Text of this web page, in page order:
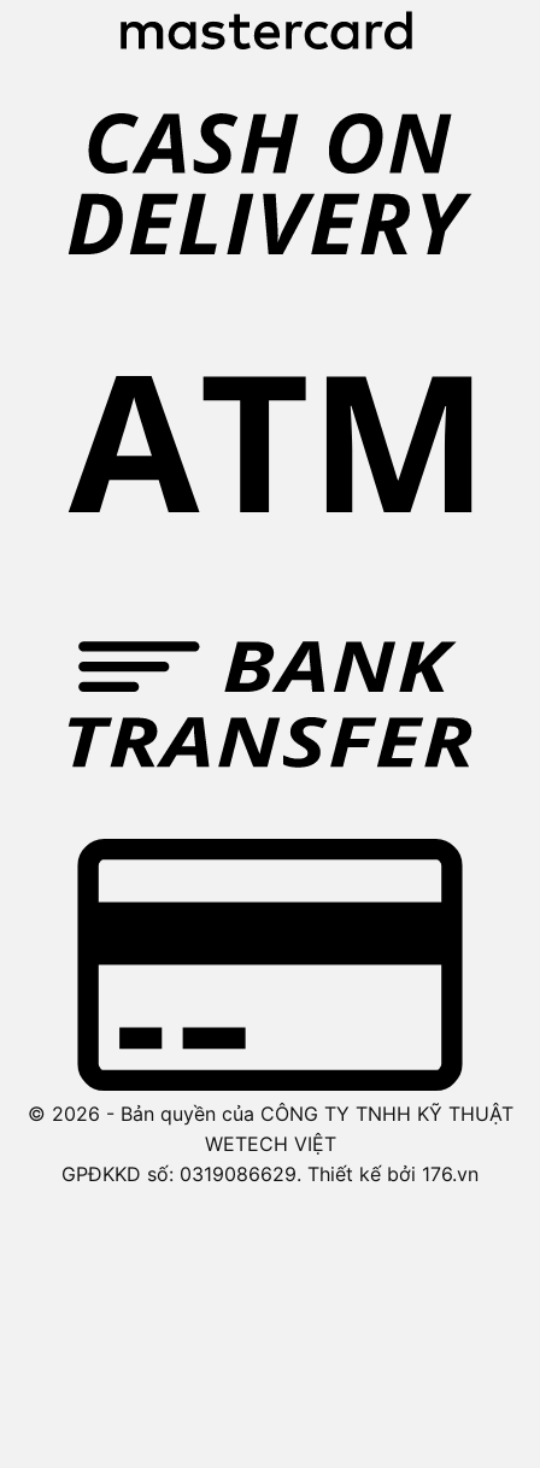
© 2026 - Bản quyền của CÔNG TY TNHH KỸ THUẬT
WETECH VIỆT
GPĐKKD số: 0319086629. Thiết kế bởi 176.vn